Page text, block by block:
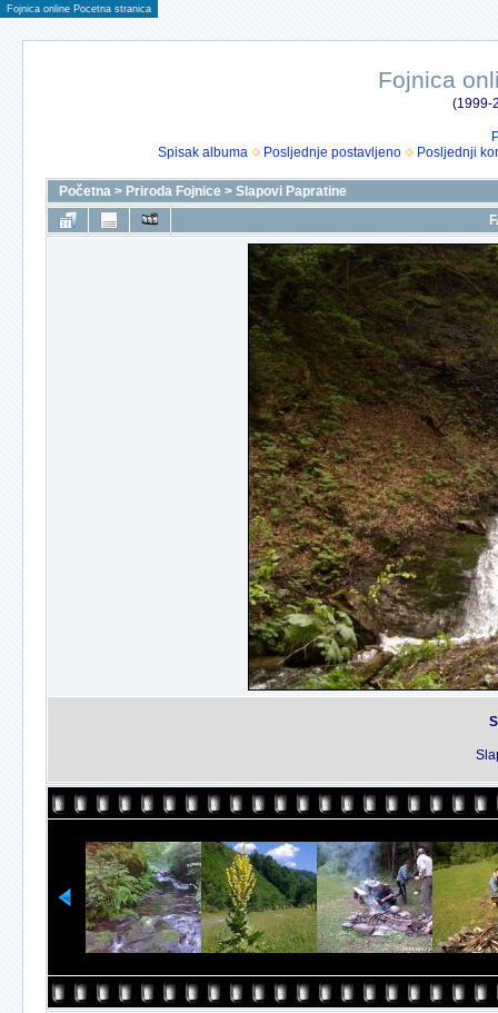
Fojnica online Pocetna stranica
Fojnica
(1999-
Spisak albuma
Posljednje postavljeno Posljednji
Početna > Priroda Fojnice > Slapovi Papratine